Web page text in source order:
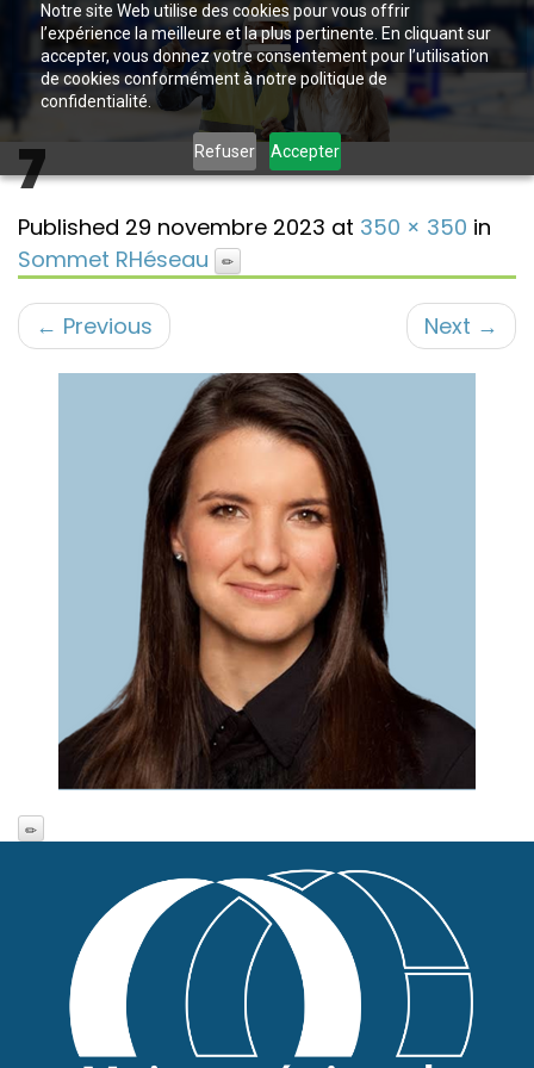
Notre site Web utilise des cookies pour vous offrir
l’expérience la meilleure et la plus pertinente. En cliquant sur
accepter, vous donnez votre consentement pour l’utilisation
de cookies conformément à notre politique de
confidentialité.
Refuser Accepter
7
Published 29 novembre 2023 at 350 × 350 in
Sommet RHéseau
← Previous Next →